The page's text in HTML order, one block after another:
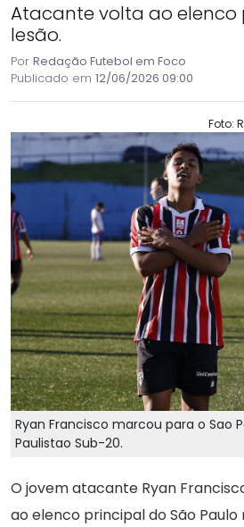
Atacante volta ao elenco
lesão.
Por Redação Futebol em Foco
Publicado em 12/06/2026 09:00
Foto:
Ryan Francisco marcou para o Sao
Paulistao Sub-20.
O jovem atacante Ryan
ao elenco principal do São Paulo